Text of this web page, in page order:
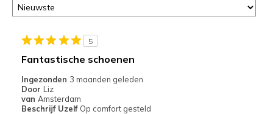
5
Fantastische schoenen
Ingezonden 3 maanden geleden
Door Liz
van Amsterdam
Beschrijf Uzelf Op comfort gesteld